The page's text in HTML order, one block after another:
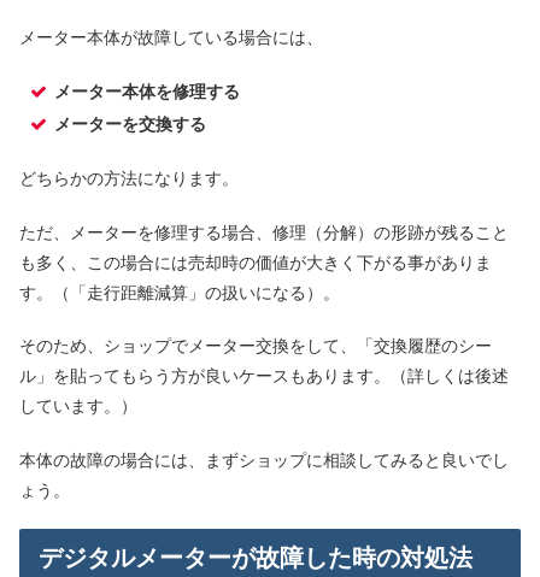
メーター本体が故障している場合には、
メーター本体を修理する
メーターを交換する
どちらかの方法になります。
ただ、メーターを修理する場合、修理（分解）の形跡が残ること
も多く、この場合には売却時の価値が大きく下がる事がありま
す。（「走行距離減算」の扱いになる）。
そのため、ショップでメーター交換をして、「交換履歴のシー
ル」を貼ってもらう方が良いケースもあります。（詳しくは後述
しています。）
本体の故障の場合には、まずショップに相談してみると良いでし
ょう。
デジタルメーターが故障した時の対処法